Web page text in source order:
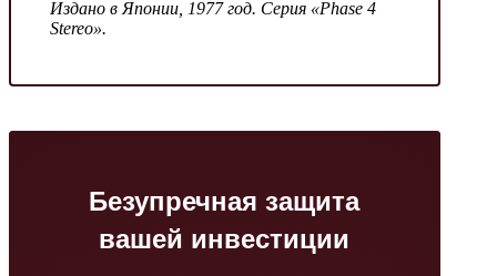
Издано в Японии, 1977 год. Серия «Phase 4
Stereo».
Безупречная защита
вашей инвестиции